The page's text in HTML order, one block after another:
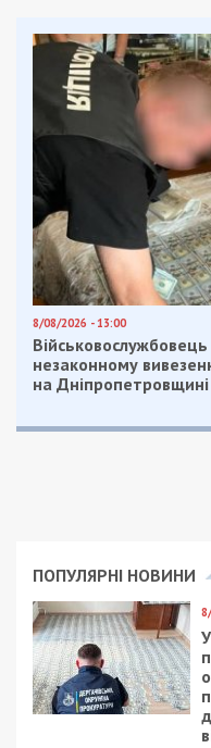
8/08/2026 - 13:00
незаконному
на Дніпропетровщині
ПОПУЛЯРНІ НОВИНИ